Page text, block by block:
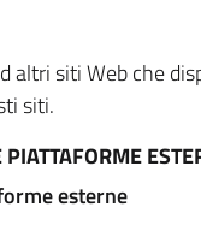
altri siti Web che
siti.
esterne